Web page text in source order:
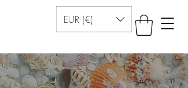
EUR (€)